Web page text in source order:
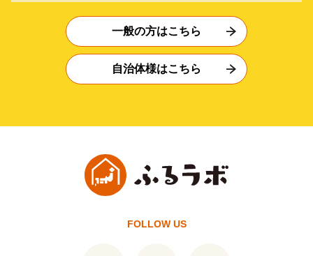
一般の方はこちら
自治体様はこちら
FOLLOW US